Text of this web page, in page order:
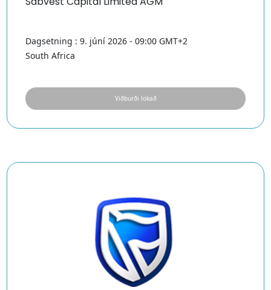
Dagsetning : 9. júní 2026 - 09:00 GMT+2
South Africa
Viðburði lokað